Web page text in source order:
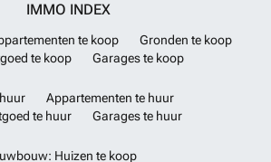
IMMO INDEX
te koop
Gronden te koop
te koop
Garages te koop
Appartementen te huur
te huur
Garages te huur
Huizen te koop